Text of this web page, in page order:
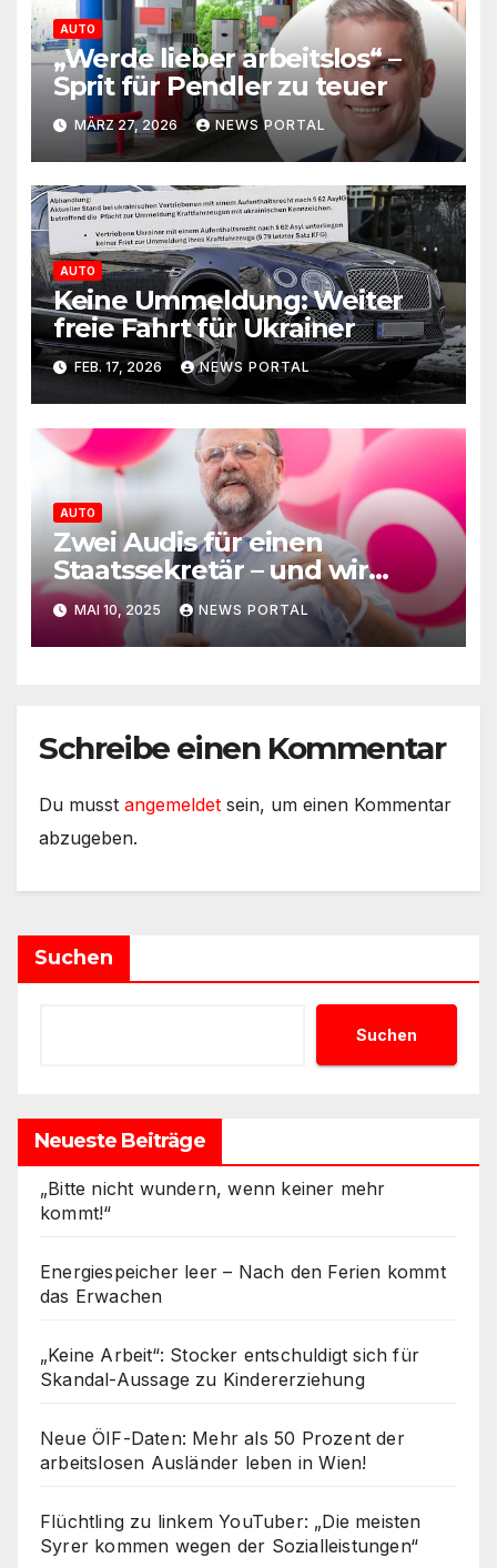
AUTO
„Werde lieber arbeitslos“ –
Sprit für Pendler zu teuer
MÄRZ 27, 2026 NEWS PORTAL
AUTO
Keine Ummeldung: Weiter
freie Fahrt für Ukrainer
FEB. 17, 2026 NEWS PORTAL
AUTO
Zwei Audis für einen
Staatssekretär – und wir
müssen sparen?
MAI 10, 2025 NEWS PORTAL
Schreibe einen Kommentar
Du musst angemeldet sein, um einen Kommentar
abzugeben.
Suchen
Suchen
Neueste Beiträge
„Bitte nicht wundern, wenn keiner mehr
kommt!“
Energiespeicher leer – Nach den Ferien kommt
das Erwachen
„Keine Arbeit“: Stocker entschuldigt sich für
Skandal-Aussage zu Kindererziehung
Neue ÖIF-Daten: Mehr als 50 Prozent der
arbeitslosen Ausländer leben in Wien!
Flüchtling zu linkem YouTuber: „Die meisten
Syrer kommen wegen der Sozialleistungen“